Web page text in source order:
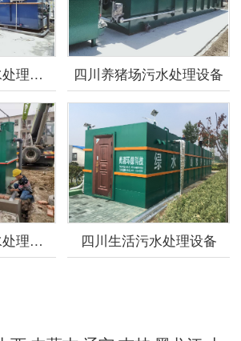
四川大型医院污水处理设备 四川养猪场污水处理设备
四川方舱医院污水处理设备 四川生活污水处理设备